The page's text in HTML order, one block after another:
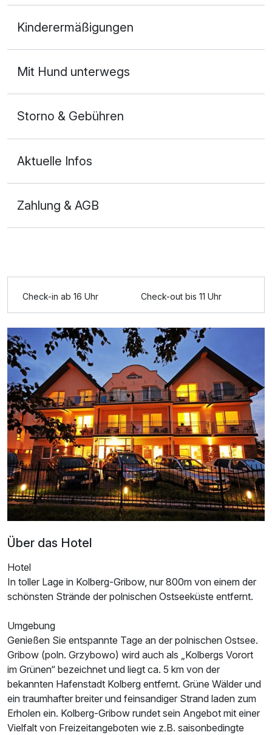
2 Erwachsene und 1 Kind
Ausstattung
Für 4 Tage p.P. ab139,00 €
Kinderermäßigungen
Mit Hund unterwegs
Storno & Gebühren
Aktuelle Infos
Zahlung & AGB
Check-in ab 16 Uhr Check-out bis 11 Uhr
Über das Hotel
Hotel
In toller Lage in Kolberg-Gribow, nur 800m von einem der
schönsten Strände der polnischen Ostseeküste entfernt.
Umgebung
Genießen Sie entspannte Tage an der polnischen Ostsee.
Gribow (poln. Grzybowo) wird auch als „Kolbergs Vorort
im Grünen“ bezeichnet und liegt ca. 5 km von der
bekannten Hafenstadt Kolberg entfernt. Grüne Wälder und
ein traumhafter breiter und feinsandiger Strand laden zum
Erholen ein. Kolberg-Gribow rundet sein Angebot mit einer
Vielfalt von Freizeitangeboten wie z.B. saisonbedingte